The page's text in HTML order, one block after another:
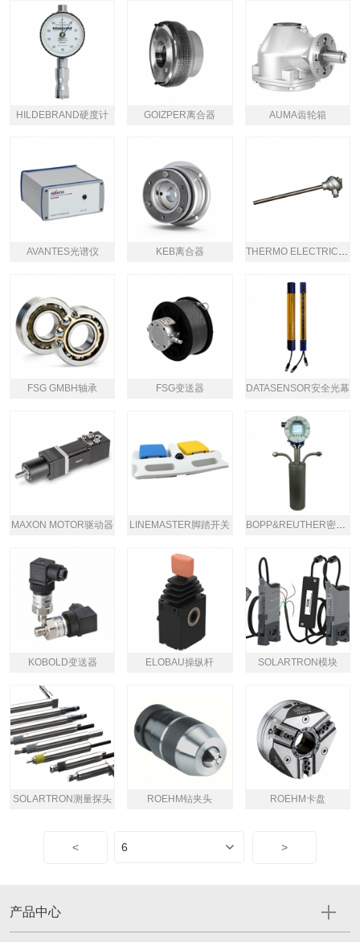
HILDEBRAND硬度计 GOIZPER离合器 AUMA齿轮箱
AVANTES光谱仪 KEB离合器 THERMO ELECTRIC热电偶
FSG GMBH轴承 FSG变送器 DATASENSOR安全光幕
MAXON MOTOR驱动器 LINEMASTER脚踏开关 BOPP&REUTHER密度计
KOBOLD变送器 ELOBAU操纵杆 SOLARTRON模块
SOLARTRON测量探头 ROEHM钻夹头 ROEHM卡盘
< >
产品中心